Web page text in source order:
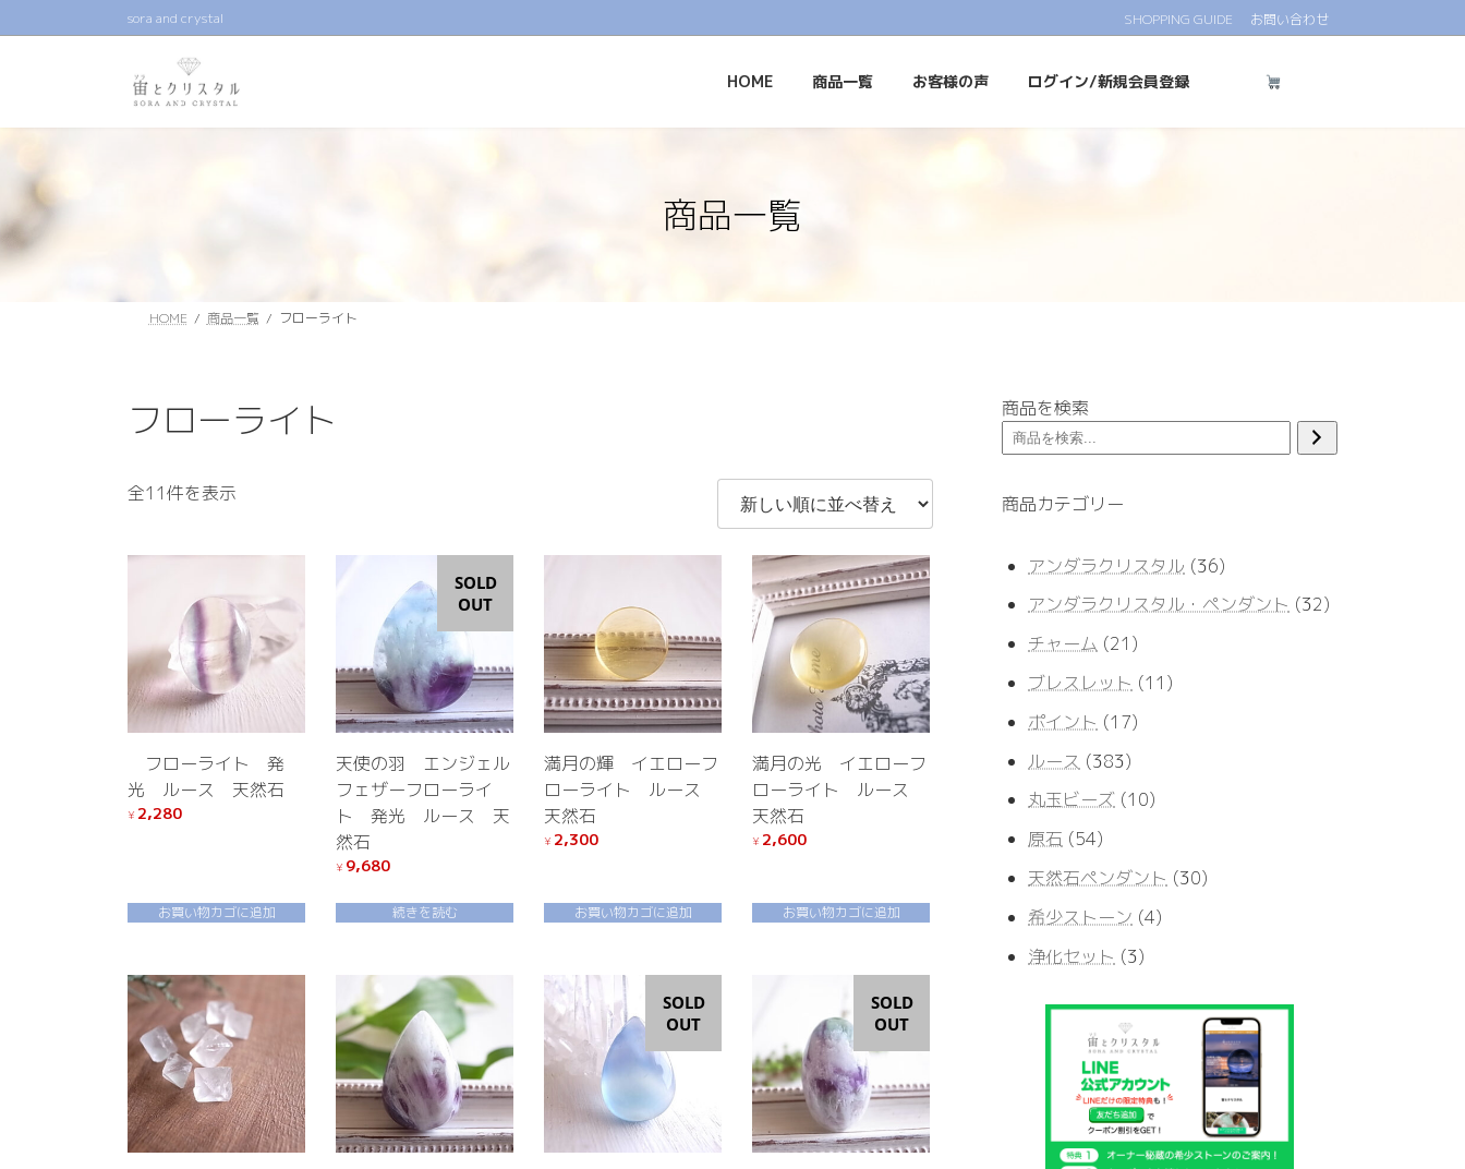
ン
ビ
sora and crystal SHOPPING GUIDE お問い合わせ
HOME 商品一覧 お客様の声 ログイン/新規会員登録
商品一覧
HOME 商品一覧 フローライト
フローライト
全11件を表示
い
フローライト 発
光 ルース 天然石
¥ 2,280
お買い物カゴに追加
SOLD
OUT
天使の羽 エンジェル
フェザーフローライ
ト 発光 ルース 天
然石
¥ 9,680
続きを読む
満月の輝 イエローフ
ローライト ルース
天然石
¥ 2,300
お買い物カゴに追加
満月の光 イエローフ
ローライト ルース
天然石
¥ 2,600
お買い物カゴに追加
SOLD
OUT
SOLD
OUT
商品を検索
商品カテゴリー
アンダラクリスタル 3636
の
アンダラクリスタル・ペンダント 3232
チャーム 21 21
の
商
ブレスレット 11 11
ポイント 1717
商
ルース 383383
の
丸玉ビーズ 1010
商
原石 5454
の
商
天然石ペンダント 3030
希少ストーン 44
品
浄化セット 33
の
品